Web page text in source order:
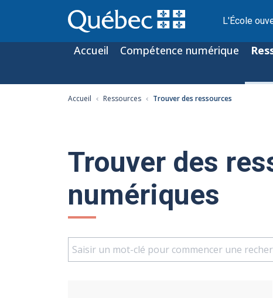
L'École
Accueil Compétence numérique
Accueil Ressources Trouver des ressources
Trouver des
numériques